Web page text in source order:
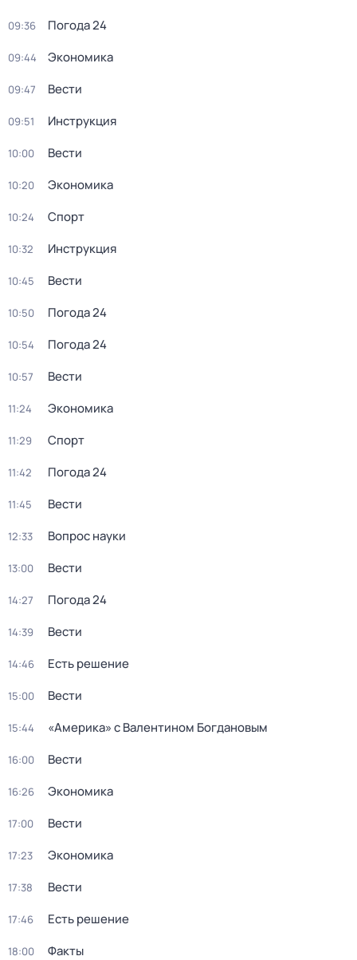
09:36 Погода 24
09:44 Экономика
09:47 Вести
09:51 Инструкция
10:00 Вести
10:20 Экономика
10:24 Спорт
10:32 Инструкция
10:45 Вести
10:50 Погода 24
10:54 Погода 24
10:57 Вести
11:24 Экономика
11:29 Спорт
11:42 Погода 24
11:45 Вести
12:33 Вопрос науки
13:00 Вести
14:27 Погода 24
14:39 Вести
14:46 Есть решение
15:00 Вести
15:44 «Америка» с Валентином Богдановым
16:00 Вести
16:26 Экономика
17:00 Вести
17:23 Экономика
17:38 Вести
17:46 Есть решение
18:00 Факты